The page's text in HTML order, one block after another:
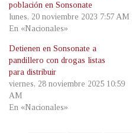
población en Sonsonate
lunes, 20 noviembre 2023 7:57 AM
En «Nacionales»
Detienen en Sonsonate a
pandillero con drogas listas
para distribuir
viernes, 28 noviembre 2025 10:59
AM
En «Nacionales»